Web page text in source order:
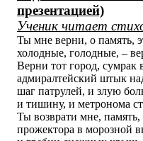
презентацией)
Ученик читает
Ты мне верни, о память,
холодные, голодные, –
Верни тот город, сумрак
адмиралтейский штык
шаг патрулей, и злую
и тишину, и метронома
Ты возврати мне, память,
прожектора в морозной